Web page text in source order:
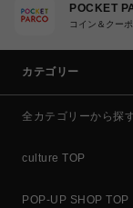
POCKET
コイン＆クー
カテゴリー
全カテゴリーから探
culture TOP
POP-UP SHOP TOP